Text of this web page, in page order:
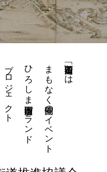
「西国街道」とは
まもなく開催のイベント
ひろしま西国街道ブランド
プロジェクト